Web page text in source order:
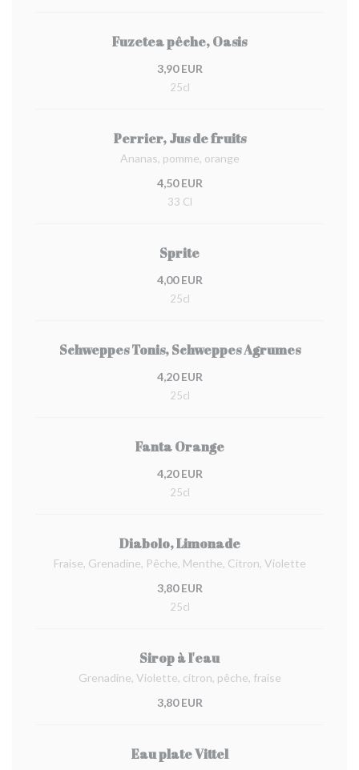
Fuzetea pêche, Oasis
3,90 EUR
25cl
Perrier, Jus de fruits
Ananas, pomme, orange
4,50 EUR
33 Cl
Sprite
4,00 EUR
25cl
Schweppes Tonis, Schweppes Agrumes
4,20 EUR
25cl
Fanta Orange
4,20 EUR
25cl
Diabolo, Limonade
Fraise, Grenadine, Pêche, Menthe, Citron, Violette
3,80 EUR
25cl
Sirop à l'eau
Grenadine, Violette, citron, pêche, fraise
3,80 EUR
Eau plate Vittel